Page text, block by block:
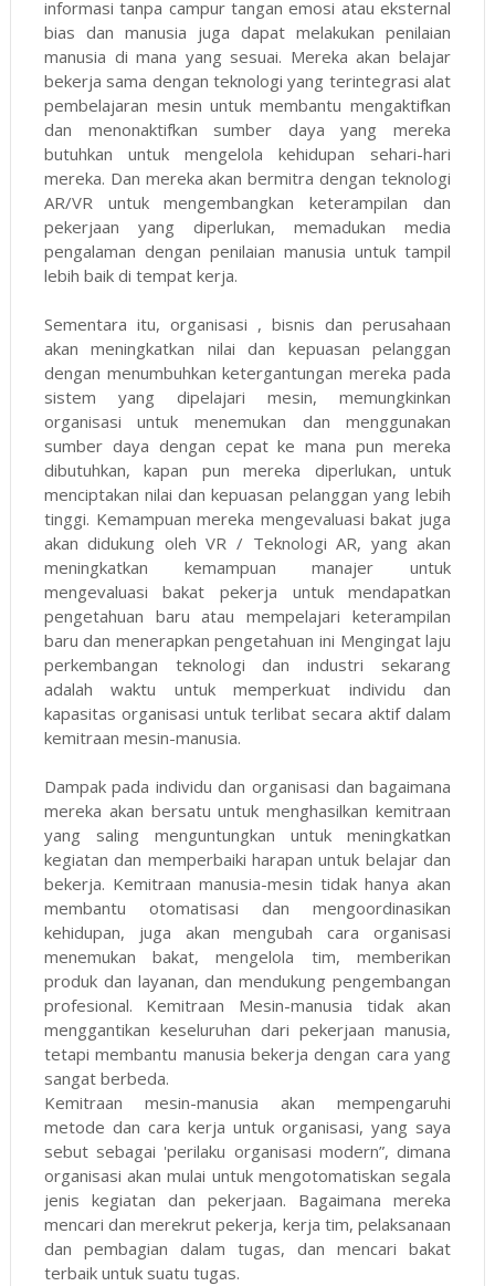
informasi tanpa campur tangan emosi atau eksternal
bias dan manusia juga dapat melakukan penilaian
manusia di mana yang sesuai. Mereka akan belajar
bekerja sama dengan teknologi yang terintegrasi alat
pembelajaran mesin untuk membantu mengaktifkan
dan menonaktifkan sumber daya yang mereka
butuhkan untuk mengelola kehidupan sehari-hari
mereka. Dan mereka akan bermitra dengan teknologi
AR/VR untuk mengembangkan keterampilan dan
pekerjaan yang diperlukan, memadukan media
pengalaman dengan penilaian manusia untuk tampil
lebih baik di tempat kerja.
Sementara itu, organisasi , bisnis dan perusahaan
akan meningkatkan nilai dan kepuasan pelanggan
dengan menumbuhkan ketergantungan mereka pada
sistem yang dipelajari mesin, memungkinkan
organisasi untuk menemukan dan menggunakan
sumber daya dengan cepat ke mana pun mereka
dibutuhkan, kapan pun mereka diperlukan, untuk
menciptakan nilai dan kepuasan pelanggan yang lebih
tinggi. Kemampuan mereka mengevaluasi bakat juga
akan didukung oleh VR / Teknologi AR, yang akan
meningkatkan kemampuan manajer untuk
mengevaluasi bakat pekerja untuk mendapatkan
pengetahuan baru atau mempelajari keterampilan
baru dan menerapkan pengetahuan ini Mengingat laju
perkembangan teknologi dan industri sekarang
adalah waktu untuk memperkuat individu dan
kapasitas organisasi untuk terlibat secara aktif dalam
kemitraan mesin-manusia.
Dampak pada individu dan organisasi dan bagaimana
mereka akan bersatu untuk menghasilkan kemitraan
yang saling menguntungkan untuk meningkatkan
kegiatan dan memperbaiki harapan untuk belajar dan
bekerja. Kemitraan manusia-mesin tidak hanya akan
membantu otomatisasi dan mengoordinasikan
kehidupan, juga akan mengubah cara organisasi
menemukan bakat, mengelola tim, memberikan
produk dan layanan, dan mendukung pengembangan
profesional. Kemitraan Mesin-manusia tidak akan
menggantikan keseluruhan dari pekerjaan manusia,
tetapi membantu manusia bekerja dengan cara yang
sangat berbeda.
Kemitraan mesin-manusia akan mempengaruhi
metode dan cara kerja untuk organisasi, yang saya
sebut sebagai 'perilaku organisasi modern”, dimana
organisasi akan mulai untuk mengotomatiskan segala
jenis kegiatan dan pekerjaan. Bagaimana mereka
mencari dan merekrut pekerja, kerja tim, pelaksanaan
dan pembagian dalam tugas, dan mencari bakat
terbaik untuk suatu tugas.